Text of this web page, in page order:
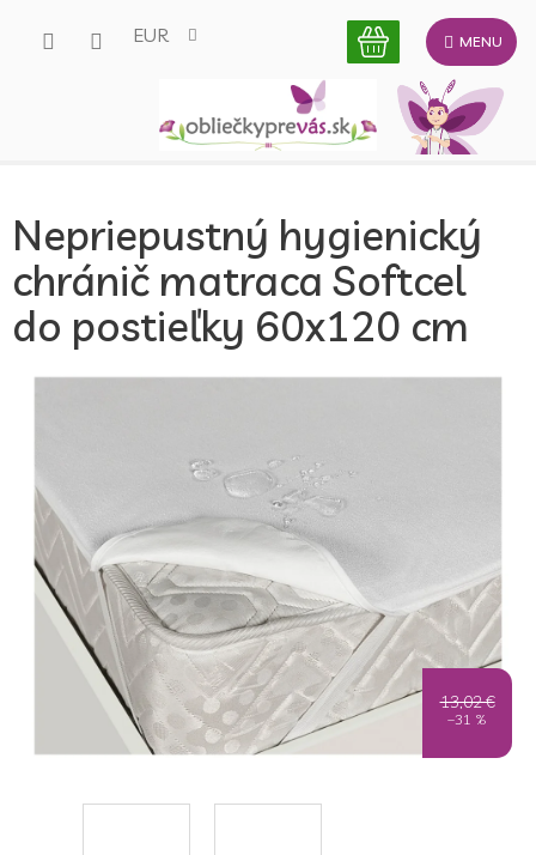
EUR
Nepriepustný hygienický
chránič matraca Softcel
do postieľky 60x120 cm
13,02 €
–31 %